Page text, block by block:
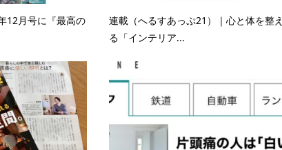
12月号に『最高の
連載（へるすあっぷ21）｜心と体を整え
る「インテリア...